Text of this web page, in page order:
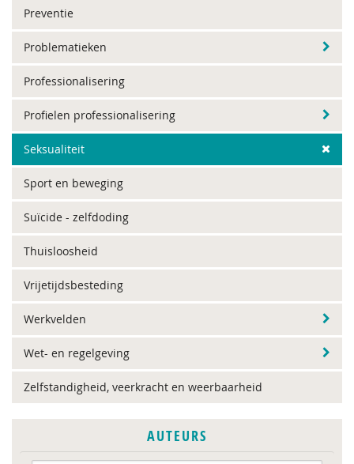
Preventie
Problematieken
Professionalisering
Profielen professionalisering
Seksualiteit
Sport en beweging
Suïcide - zelfdoding
Thuisloosheid
Vrijetijdsbesteding
Werkvelden
Wet- en regelgeving
Zelfstandigheid, veerkracht en weerbaarheid
AUTEURS